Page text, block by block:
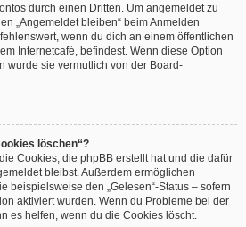
durch einen Dritten. Um angemeldet zu
„Angemeldet bleiben“ beim Anmelden
wenn du dich an einem öffentlichen
Internetcafé, befindest. Wenn diese Option
wurde sie vermutlich von der Board-
löschen“?
Cookies, die phpBB erstellt hat und die dafür
bleibst. Außerdem ermöglichen
beispielsweise den „Gelesen“-Status – sofern
aktiviert wurden. Wenn du Probleme bei der
es helfen, wenn du die Cookies löscht.